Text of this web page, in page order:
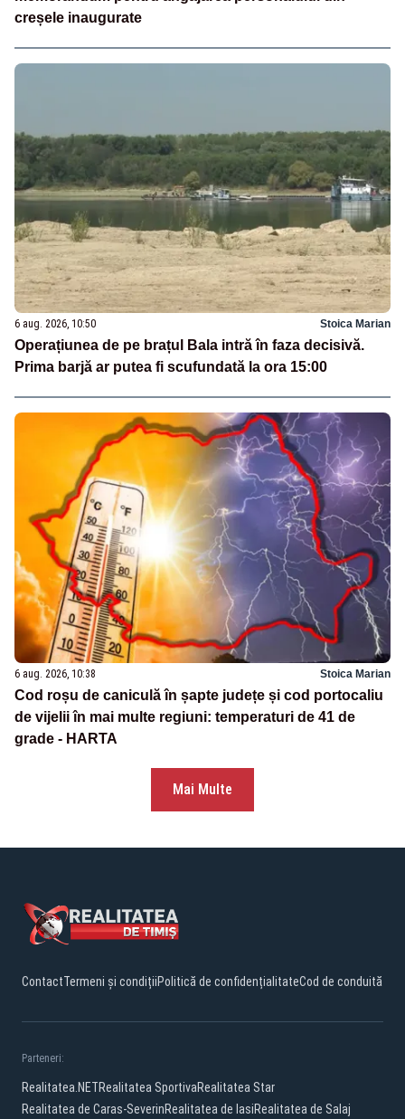
creșele inaugurate
6 aug. 2026, 10:50 Stoica Marian
Operațiunea de pe brațul Bala intră în faza decisivă.
Prima barjă ar putea fi scufundată la ora 15:00
6 aug. 2026, 10:38 Stoica Marian
Cod roșu de caniculă în șapte județe și cod portocaliu
de vijelii în mai multe regiuni: temperaturi de 41 de
grade - HARTA
Mai Multe
ContactTermeni și condițiiPolitică de confidențialitateCod de conduită
Parteneri:
Realitatea.NETRealitatea SportivaRealitatea Star
Realitatea de Caras-SeverinRealitatea de IasiRealitatea de Salaj